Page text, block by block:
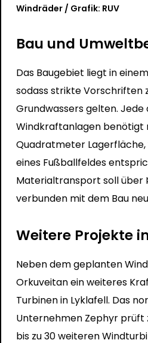
Windräder / Grafik: RUV
Bau und
Das Baugebiet liegt in
sodass strikte Vorschriften
Grundwassers gelten.
Windkraftanlagen benötigt
Quadratmeter
eines Fußballfeldes
Materialtransport soll über
verbunden mit dem Bau
Weitere Projekte
Neben dem geplanten
Orkuveitan ein weiteres
Turbinen in Lyklafell. Das
Unternehmen Zephyr prüft
bis zu 30 weiteren